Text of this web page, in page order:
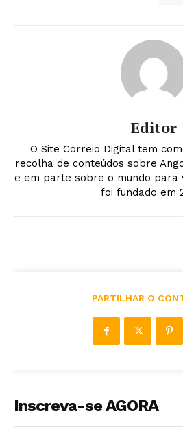
Editor
O Site Correio Digital tem
recolha de conteúdos sobre
e em parte sobre o mundo para
foi fundado em
PARTILHAR O
Inscreva-se AGORA